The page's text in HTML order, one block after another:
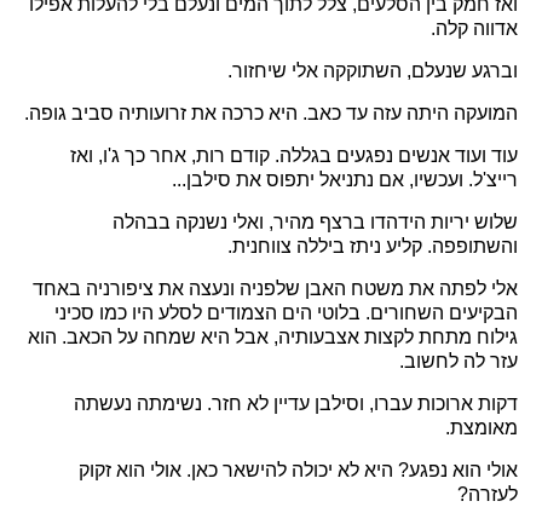
ואז חמק בין הסלעים, צלל לתוך המים ונעלם בלי להעלות אפילו
אדווה קלה.
וברגע שנעלם, השתוקקה אלי שיחזור.
המועקה היתה עזה עד כאב. היא כרכה את זרועותיה סביב גופה.
עוד ועוד אנשים נפגעים בגללה. קודם רות, אחר כך ג'ו, ואז
רייצ'ל. ועכשיו, אם נתניאל יתפוס את סילבן...
שלוש יריות הידהדו ברצף מהיר, ואלי נשנקה בבהלה
והשתופפה. קליע ניתז ביללה צווחנית.
אלי לפתה את משטח האבן שלפניה ונעצה את ציפורניה באחד
הבקיעים השחורים. בלוטי הים הצמודים לסלע היו כמו סכיני
גילוח מתחת לקצות אצבעותיה, אבל היא שמחה על הכאב. הוא
עזר לה לחשוב.
דקות ארוכות עברו, וסילבן עדיין לא חזר. נשימתה נעשתה
מאומצת.
אולי הוא נפגע? היא לא יכולה להישאר כאן. אולי הוא זקוק
לעזרה?